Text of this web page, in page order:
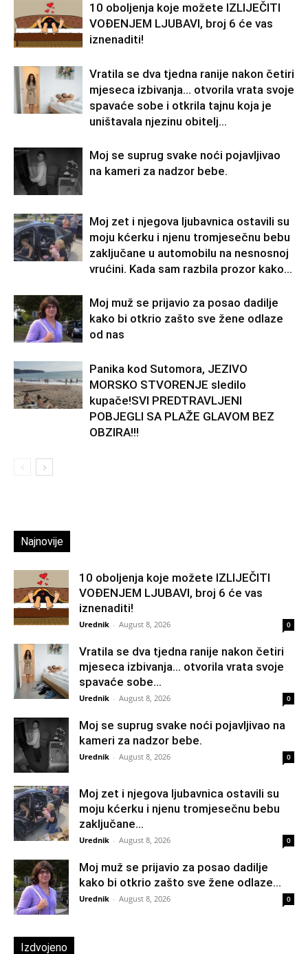
10 oboljenja koje možete IZLIJEČITI
VOĐENJEM LJUBAVI, broj 6 će vas
iznenaditi!
Vratila se dva tjedna ranije nakon četiri
mjeseca izbivanja… otvorila vrata svoje
spavaće sobe i otkrila tajnu koja je
uništavala njezinu obitelj…
Moj se suprug svake noći pojavljivao
na kameri za nadzor bebe.
Moj zet i njegova ljubavnica ostavili su
moju kćerku i njenu tromjesečnu bebu
zaključane u automobilu na nesnosnoj
vrućini. Kada sam razbila prozor kako...
Moj muž se prijavio za posao dadilje
kako bi otkrio zašto sve žene odlaze
od nas
Panika kod Sutomora, JEZIVO
MORSKO STVORENJE sledilo
kupače!SVI PREDTRAVLJENI
POBJEGLI SA PLAŽE GLAVOM BEZ
OBZIRA!!!
Najnovije
10 oboljenja koje možete IZLIJEČITI
VOĐENJEM LJUBAVI, broj 6 će vas
iznenaditi!
Urednik - August 8, 2026 0
Vratila se dva tjedna ranije nakon četiri
mjeseca izbivanja… otvorila vrata svoje
spavaće sobe...
Urednik - August 8, 2026 0
Moj se suprug svake noći pojavljivao na
kameri za nadzor bebe.
Urednik - August 8, 2026 0
Moj zet i njegova ljubavnica ostavili su
moju kćerku i njenu tromjesečnu bebu
zaključane...
Urednik - August 8, 2026 0
Moj muž se prijavio za posao dadilje
kako bi otkrio zašto sve žene odlaze...
Urednik - August 8, 2026 0
Izdvojeno